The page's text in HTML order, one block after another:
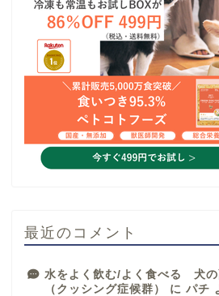
最近のコメント
水をよく飲む/よく食べる 犬の
（クッシング症候群）
に パチ